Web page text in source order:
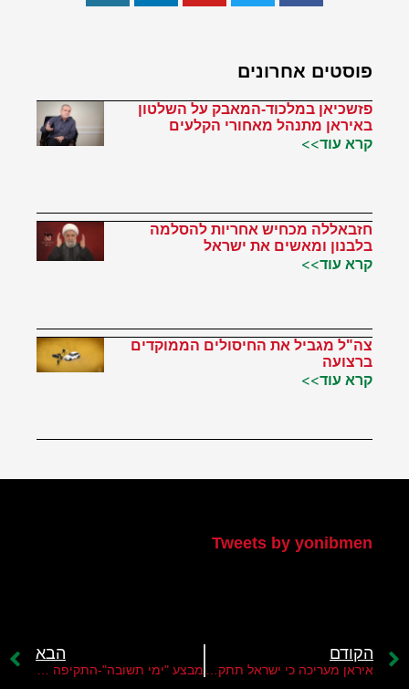
פוסטים אחרונים
פזשכיאן במלכוד-המאבק על השלטון
באיראן מתנהל מאחורי הקלעים
קרא עוד>>
חזבאללה מכחיש אחריות להסלמה
בלבנון ומאשים את ישראל
קרא עוד>>
צה"ל מגביל את החיסולים הממוקדים
ברצועה
קרא עוד>>
Tweets by yonibmen
הקודם
איראן מעריכה כי ישראל תתקוף אותה בתוך שבוע ימים
הבא
מבצע "ימי תשובה"-התקיפה באיראן מהווה תקדים חשוב לקראת תקיפת מתקני הגרעין